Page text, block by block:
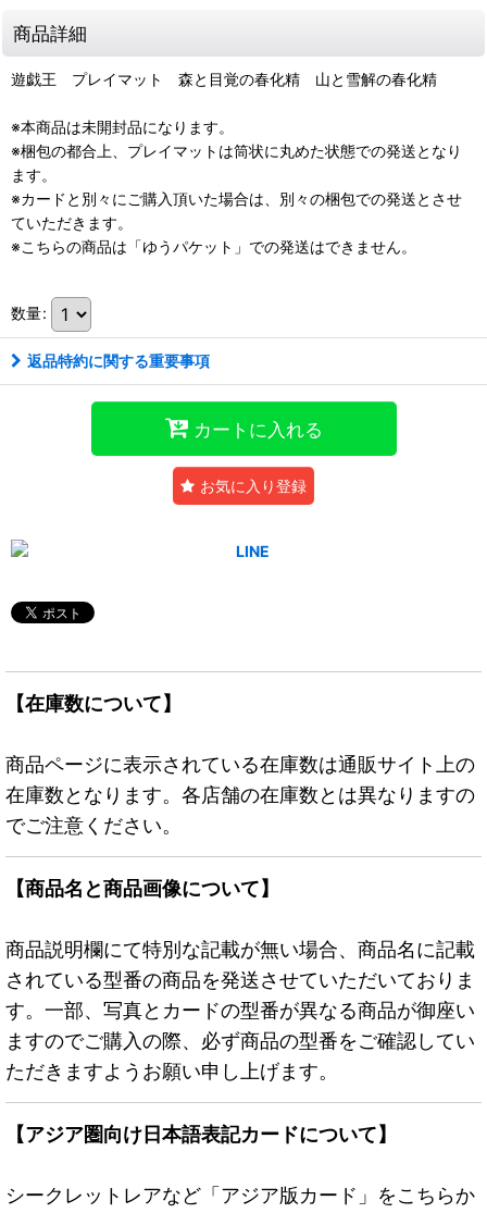
商品詳細
遊戯王 プレイマット 森と目覚の春化精 山と雪解の春化精
※本商品は未開封品になります。
※梱包の都合上、プレイマットは筒状に丸めた状態での発送となり
ます。
※カードと別々にご購入頂いた場合は、別々の梱包での発送とさせ
ていただきます。
※こちらの商品は「ゆうパケット」での発送はできません。
数量:
返品特約に関する重要事項
カートに入れる
お気に入り登録
【在庫数について】
商品ページに表示されている在庫数は通販サイト上の
在庫数となります。各店舗の在庫数とは異なりますの
でご注意ください。
【商品名と商品画像について】
商品説明欄にて特別な記載が無い場合、商品名に記載
されている型番の商品を発送させていただいておりま
す。一部、写真とカードの型番が異なる商品が御座い
ますのでご購入の際、必ず商品の型番をご確認してい
ただきますようお願い申し上げます。
【アジア圏向け日本語表記カードについて】
シークレットレアなど「アジア版カード」をこちらか